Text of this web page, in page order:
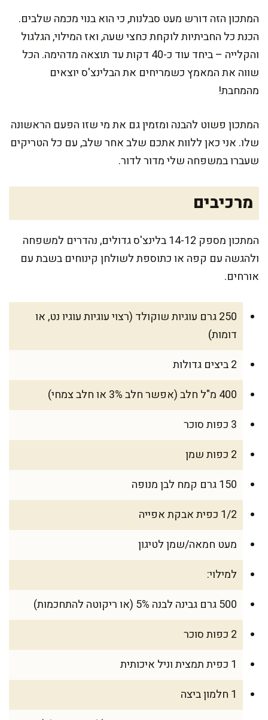
המתכון הזה דורש מעט סבלנות, כי הוא בנוי מכמה שלבים.
הכנת כל החביתיות לוקחת כחצי שעה, ואז המילוי, הגלגול
והקלייה – ביחד עוד כ-40 דקות עד תוצאה מדהימה. הכל
שווה את המאמץ כשמריחים את הבלינצ'ס יוצאים
מהמחבת!
המתכון פשוט להבנה ומזמין גם את מי שזו הפעם הראשונה
שלו. אני כאן ללוות אתכם שלב אחר שלב, עם כל הטריקים
שעברו במשפחה שלי מדור לדור.
מרכיבים
המתכון מספק 14-12 בלינצ'ס גדולים, נהדרים למשפחה
ולהגשה עם קפה או כתוספת לשולחן קינוחים בשבת עם
אורחים.
250 גרם עוגיות שוקולד (רצוי עוגיות עוגיו נט, או
דומות)
2 ביצים גדולות
400 מ"ל חלב (אפשר חלב 3% או חלב צמחי)
3 כפות סוכר
2 כפות שמן
150 גרם קמח לבן מנופה
1/2 כפית אבקת אפייה
מעט חמאה/שמן לטיגון
למילוי:
500 גרם גבינה לבנה 5% (או ריקוטה להתחכמות)
2 כפות סוכר
1 כפית תמצית וניל איכותית
1 חלמון ביצה